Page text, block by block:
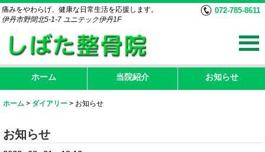
痛みをやわらげ、健康な日常生活を応援します。
伊丹市野間北5-1-7 ユニテック伊丹1F
072-785-8611
ホーム 当院紹介 お知らせ
ホーム > ダイアリー > お知らせ
お知らせ